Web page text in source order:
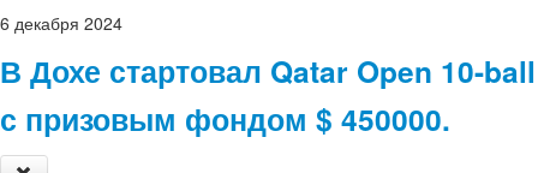
6 декабря 2024
В Дохе стартовал Qatar Open 10-ball
с призовым фондом $ 450000.